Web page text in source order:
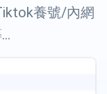
養號/內網